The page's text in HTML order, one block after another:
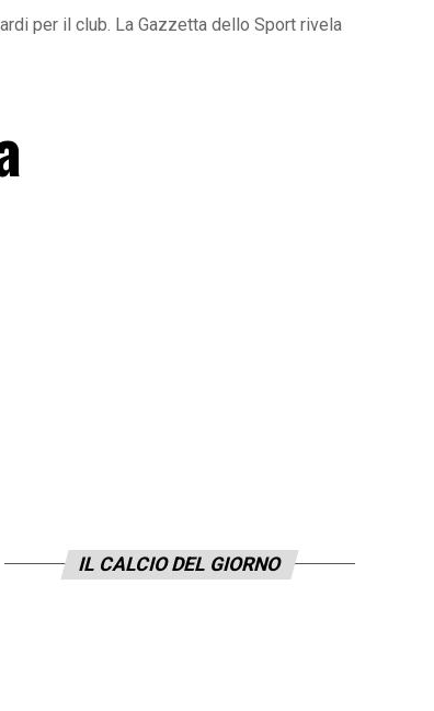
per il club. La Gazzetta dello Sport rivela
IL CALCIO DEL GIORNO